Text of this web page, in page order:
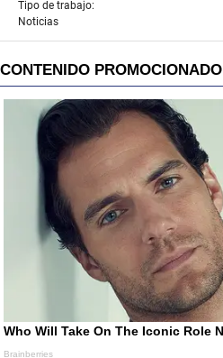
Tipo de trabajo:
Noticias